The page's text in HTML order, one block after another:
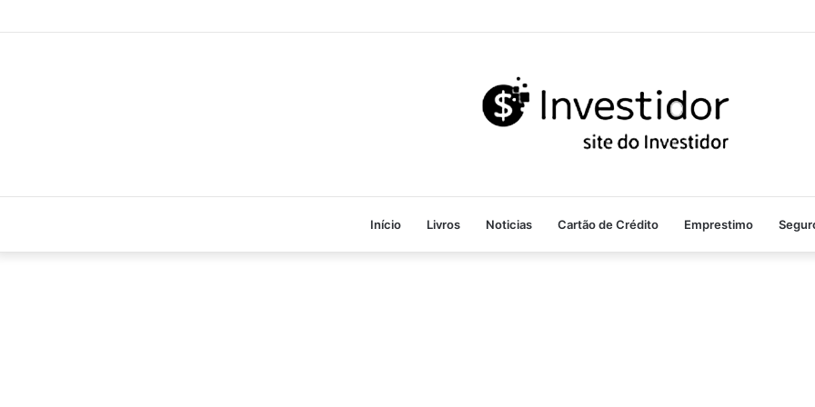
Início Livros Noticias Cartão de Crédito Emprestimo